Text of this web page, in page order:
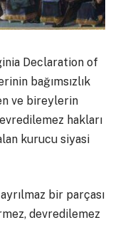
Declaration of
bağımsızlık
ve bireylerin
hakları
kurucu siyasi
bir parçası
devredilemez